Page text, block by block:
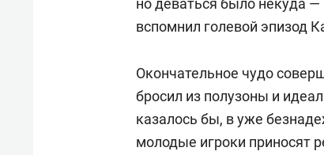
но деваться было некуда
вспомнил голевой эпизод
Окончательное чудо
бросил из полузоны и
казалось бы, в уже
молодые игроки приносят